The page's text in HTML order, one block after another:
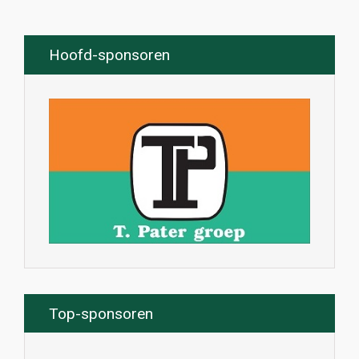
Hoofd-sponsoren
Top-sponsoren